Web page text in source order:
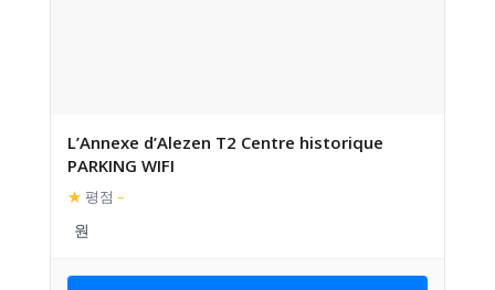
L’Annexe d’Alezen T2 Centre historique
PARKING WIFI
★ 평점 –